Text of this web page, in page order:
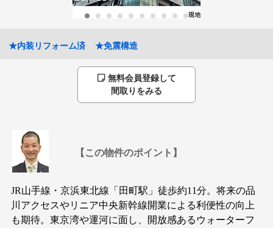
★内装リフォーム済 ★免震構造
無料会員登録して
間取りをみる
【この物件のポイント】
JR山手線・京浜東北線「田町駅」徒歩約11分。将来の品
川アクセスやリニア中央新幹線開業による利便性の向上
も期待。東京湾や運河に面し、開放感あるウォーターフ